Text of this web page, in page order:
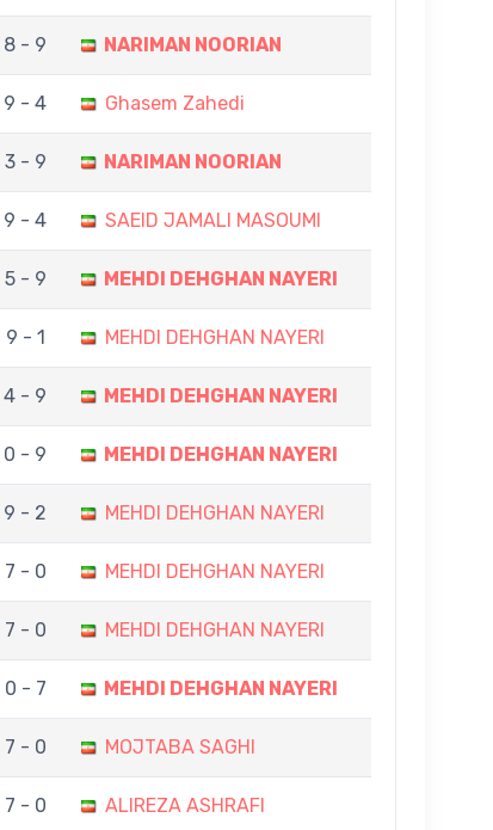
8 - 9 NARIMAN NOORIAN
9 - 4 Ghasem Zahedi
3 - 9 NARIMAN NOORIAN
9 - 4 SAEID JAMALI MASOUMI
5 - 9 MEHDI DEHGHAN NAYERI
9 - 1 MEHDI DEHGHAN NAYERI
4 - 9 MEHDI DEHGHAN NAYERI
0 - 9 MEHDI DEHGHAN NAYERI
9 - 2 MEHDI DEHGHAN NAYERI
7 - 0 MEHDI DEHGHAN NAYERI
7 - 0 MEHDI DEHGHAN NAYERI
0 - 7 MEHDI DEHGHAN NAYERI
7 - 0 MOJTABA SAGHI
7 - 0 ALIREZA ASHRAFI